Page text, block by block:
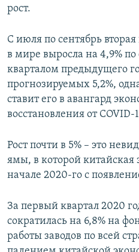
рост.
С июля по сентябрь
в мире выросла на 4,9%
кварталом предыдущего
прогнозируемых 5,2%,
ставит его в авангард
восстановления от COVID-
Рост почти в 5% – это
ямы, в которой китайская
начале 2020-го с
За первый квартал 2020
сократилась на 6,8% на
работы заводов по всей